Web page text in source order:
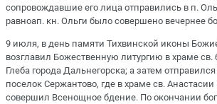
сопровождавшие его лица отправились в п.
равноап. кн. Ольги было совершено вечернее
9 июля, в день памяти Тихвинской иконы
возглавил Божественную литургию в храме св.
Глеба города Дальнегорска; а затем
поселок Сержантово, где в храме св.
совершил Всенощное бдение. По окончании